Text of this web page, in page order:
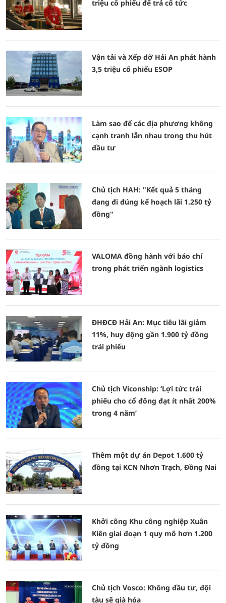
triệu cổ phiếu để trả cổ tức
Vận tải và Xếp dỡ Hải An phát hành
3,5 triệu cổ phiếu ESOP
Làm sao để các địa phương không
cạnh tranh lẫn nhau trong thu hút
đầu tư
Chủ tịch HAH: "Kết quả 5 tháng
đang đi đúng kế hoạch lãi 1.250 tỷ
đồng"
VALOMA đồng hành với báo chí
trong phát triển ngành logistics
ĐHĐCĐ Hải An: Mục tiêu lãi giảm
11%, huy động gần 1.900 tỷ đồng
trái phiếu
Chủ tịch Viconship: ‘Lợi tức trái
phiếu cho cổ đông đạt ít nhất 200%
trong 4 năm’
Thêm một dự án Depot 1.600 tỷ
đồng tại KCN Nhơn Trạch, Đồng Nai
Khởi công Khu công nghiệp Xuân
Kiên giai đoạn 1 quy mô hơn 1.200
tỷ đồng
Chủ tịch Vosco: Không đầu tư, đội
tàu sẽ già hóa